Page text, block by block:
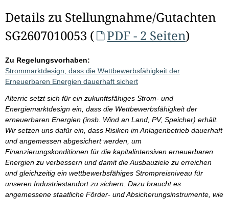
Details zu Stellungnahme/Gutachten
SG2607010053 (
PDF - 2 Seiten)
Zu Regelungsvorhaben:
Strommarktdesign, dass die Wettbewerbsfähigkeit der
Erneuerbaren Energien dauerhaft sichert
Alterric setzt sich für ein zukunftsfähiges Strom- und
Energiemarktdesign ein, dass die Wettbewerbsfähigkeit der
erneuerbaren Energien (insb. Wind an Land, PV, Speicher) erhält.
Wir setzen uns dafür ein, dass Risiken im Anlagenbetrieb dauerhaft
und angemessen abgesichert werden, um
Finanzierungskonditionen für die kapitalintensiven erneuerbaren
Energien zu verbessern und damit die Ausbauziele zu erreichen
und gleichzeitig ein wettbewerbsfähiges Strompreisniveau für
unseren Industriestandort zu sichern. Dazu braucht es
angemessene staatliche Förder- und Absicherungsinstrumente, wie